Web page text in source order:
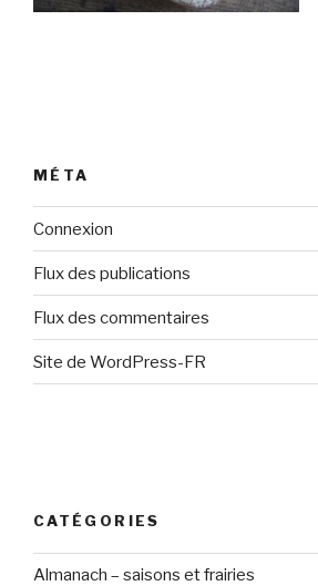
MÉTA
Connexion
Flux des publications
Flux des commentaires
Site de WordPress-FR
CATÉGORIES
Almanach – saisons et frairies